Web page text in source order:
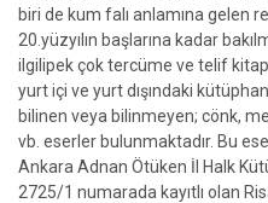
biri de kum falı anlamına gelen
20.yüzyılın başlarına kadar
ilgilipek çok tercüme ve telif kitap
yurt içi ve yurt dışındaki
bilinen veya bilinmeyen; cönk,
vb. eserler bulunmaktadır. Bu
Ankara Adnan Ötüken İl Halk
2725/1 numarada kayıtlı olan